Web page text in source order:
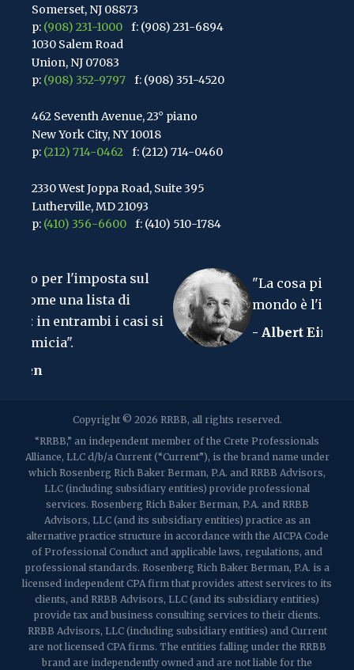
Somerset, NJ 08873
p: (908) 231-1000
f: (908) 231-6894
1030 Salem Road
Union, NJ 07083
p: (908) 352-9797 f: (908) 351-4520
462 Seventh Avenue, 23° piano
New York City, NY 10018
p: (212) 714-0462 f: (212) 714-0460
2330 West Joppa Road, Suite 395
Lutherville, MD 21093
p: (410) 356-6600 f: (410) 510-1784
Clark, NJ 07066
p:(848) 467-3990 f: (848) 467-3980
Muro, NJ 07719
f: (732) 365-8565
Martinsville, NJ 08836
p:(732) 469-4202 f: (732) 469-6291
1989 Washington Valley Road
Martinsville, NJ 08836
sul
i casi si
"La cosa più difficile da capire
mondo è l'imposta sul reddito".
- Albert Einstein
Copyright © 2026 RRBB, all rights reserved.
“RRBB,” an independent member of the Crete Professionals
Alliance, LLC d/b/a Current (“Current”), is the brand name under
which Rosenberg Rich Baker Berman, P.A. and RRBB Advisors,
LLC (including subsidiary entities) provide professional
services. Rosenberg Rich Baker Berman, P.A. and RRBB
Advisors, LLC (and its subsidiary entities) practice as an
alternative practice structure in accordance with the AICPA Code
of Professional Conduct and applicable laws, regulations, and
professional standards. Rosenberg Rich Baker Berman, P.A. is a
licensed independent CPA firm that provides attest services to its
clients, and RRBB Advisors, LLC (and its subsidiary entities)
provide tax and business consulting services to their clients.
RRBB Advisors, LLC (including subsidiary entities) and Current
are not licensed CPA firms. The entities falling under the RRBB
brand are independently owned and are not liable for the